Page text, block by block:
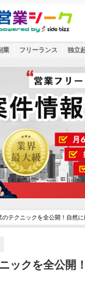
業 フリーランス 独立
のテクニックを全公開！自然
ックを全公開